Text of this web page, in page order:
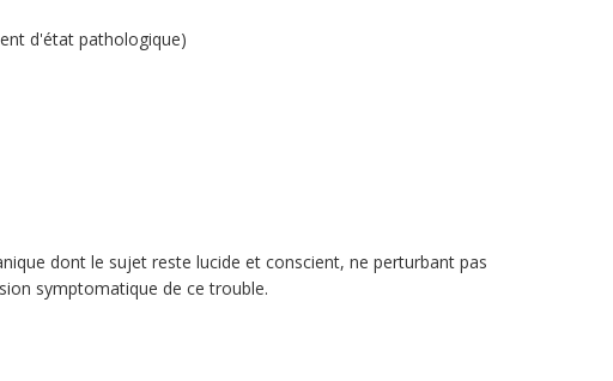
d'état pathologique)
dont le sujet reste lucide et conscient, ne perturbant pas
symptomatique de ce trouble.